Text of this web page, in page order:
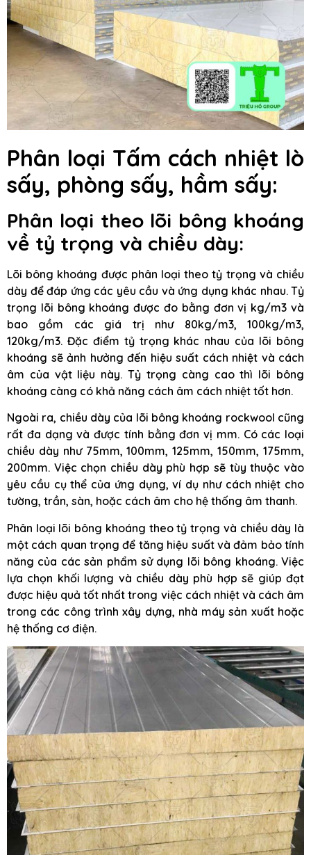
Phân loại Tấm cách nhiệt lò
sấy, phòng sấy, hầm sấy:
Phân loại theo lõi bông khoáng
về tỷ trọng và chiều dày:
Lõi bông khoáng được phân loại theo tỷ trọng và chiều
dày để đáp ứng các yêu cầu và ứng dụng khác nhau. Tỷ
trọng lõi bông khoáng được đo bằng đơn vị kg/m3 và
bao gồm các giá trị như 80kg/m3, 100kg/m3,
120kg/m3. Đặc điểm tỷ trọng khác nhau của lõi bông
khoáng sẽ ảnh hưởng đến hiệu suất cách nhiệt và cách
âm của vật liệu này. Tỷ trọng càng cao thì lõi bông
khoáng càng có khả năng cách âm cách nhiệt tốt hơn.
Ngoài ra, chiều dày của lõi bông khoáng rockwool cũng
rất đa dạng và được tính bằng đơn vị mm. Có các loại
chiều dày như 75mm, 100mm, 125mm, 150mm, 175mm,
200mm. Việc chọn chiều dày phù hợp sẽ tùy thuộc vào
yêu cầu cụ thể của ứng dụng, ví dụ như cách nhiệt cho
tường, trần, sàn, hoặc cách âm cho hệ thống âm thanh.
Phân loại lõi bông khoáng theo tỷ trọng và chiều dày là
một cách quan trọng để tăng hiệu suất và đảm bảo tính
năng của các sản phẩm sử dụng lõi bông khoáng. Việc
lựa chọn khối lượng và chiều dày phù hợp sẽ giúp đạt
được hiệu quả tốt nhất trong việc cách nhiệt và cách âm
trong các công trình xây dựng, nhà máy sản xuất hoặc
hệ thống cơ điện.